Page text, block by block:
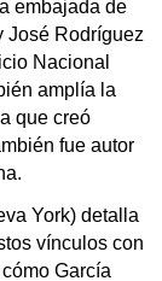
embajada de
José Rodríguez
Nacional
amplía la
que creó
fue autor
York) detalla
vínculos con
García